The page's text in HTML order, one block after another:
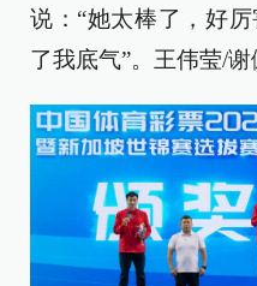
说：“她太棒了，好
了我底气”。王伟莹/谢